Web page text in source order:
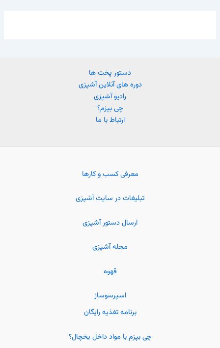
دستور پخت ها
دوره های آنلاین آشپزی
رادیو آشپزی
چی بپزم؟
ارتباط با ما
معرفی کسب و کارها
تبلیغات در سایت آشپزی
ارسال دستور آشپزی
مجله آشپزی
قهوه
اسپرسوساز
برنامه تغذیه رایگان
چی بپزم با مواد داخل یخچال؟